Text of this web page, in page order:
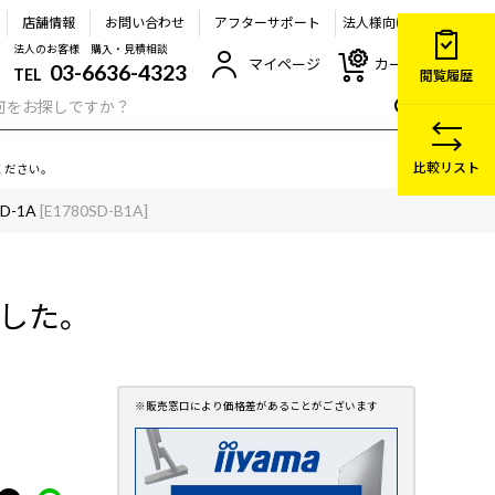
店舗情報 お問い合わせ アフターサポート 法人様向け
法人のお客様 購入・見積相談
TEL 03-6636-4323 マイページ カート
さい。
1A [E1780SD-B1A]
た。
閲覧履歴
比較リスト